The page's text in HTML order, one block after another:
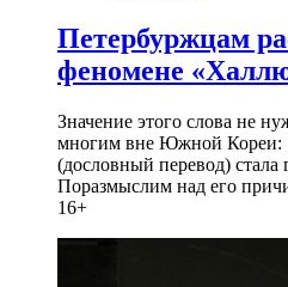
Петербуржцам
феномене
Значение этого слова не
многим вне Южной Кореи:
(дословный перевод)
Поразмыслим над его
16+